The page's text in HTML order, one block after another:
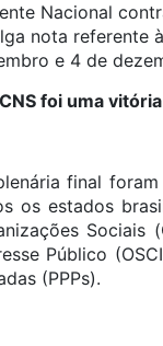
Nacional
nota referente
e 4 de
foi uma
final
os estados
Sociais
Público
(PPPs).